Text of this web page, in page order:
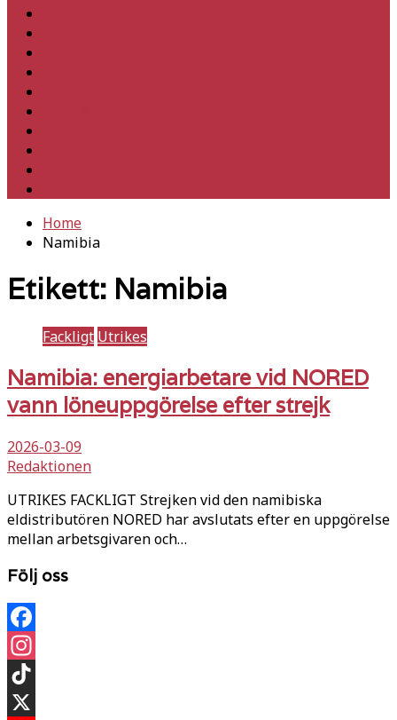
Home
Namibia
Etikett: Namibia
Fackligt Utrikes
Namibia: energiarbetare vid NORED
vann löneuppgörelse efter strejk
2026-03-09
Redaktionen
UTRIKES FACKLIGT Strejken vid den namibiska
eldistributören NORED har avslutats efter en uppgörelse
mellan arbetsgivaren och…
Följ oss
Facebook
Instagram
TikTok